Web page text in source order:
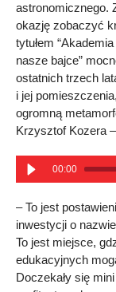
astronomicznego.
okazję zobaczyć
tytułem
nasze bajce”
ostatnich trzech
i jej
ogromną
Krzysztof Kozera
00:00
– To jest
inwestycji o
To jest miejsce,
edukacyjnych
Doczekały się